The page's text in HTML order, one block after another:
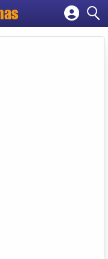
empresa